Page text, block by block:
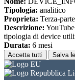
Tipologia: analitico
Proprieta: Terza-parte
Descrizione:
tipologia di device
Durata: 6 mesi
Accetta tutti Salva